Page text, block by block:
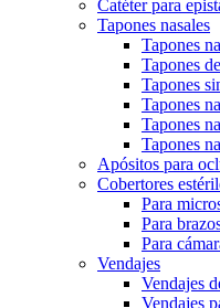
Catéter para
Tapones nasales
Tapones
Tapones
Tapones
Tapones
Tapones
Tapones
Apósitos para
Cobertores
Para
Para
Para
Vendajes
Vendajes
Vendajes